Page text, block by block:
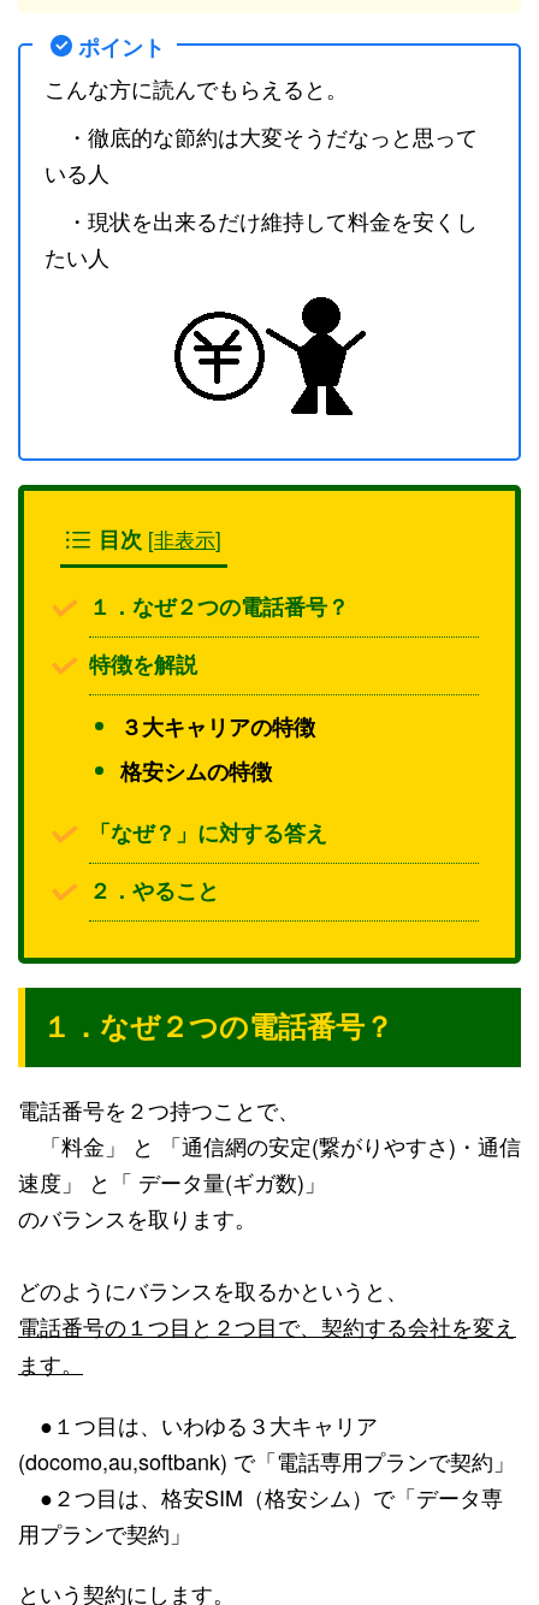
ポイント
こんな方に読んでもらえると。
・徹底的な節約は大変そうだなっと思って
いる人
・現状を出来るだけ維持して料金を安くし
たい人
目次 [非表示]
１．なぜ２つの電話番号？
特徴を解説
３大キャリアの特徴
格安シムの特徴
「なぜ？」に対する答え
２．やること
１．なぜ２つの電話番号？
電話番号を２つ持つことで、
「料金」 と 「通信網の安定(繋がりやすさ)・通信
速度」 と「 データ量(ギガ数)」
のバランスを取ります。
どのようにバランスを取るかというと、
電話番号の１つ目と２つ目で、契約する会社を変え
ます。
●１つ目は、いわゆる３大キャリア
(docomo,au,softbank) で「電話専用プランで契約」
●２つ目は、格安SIM（格安シム）で「データ専
用プランで契約」
という契約にします。